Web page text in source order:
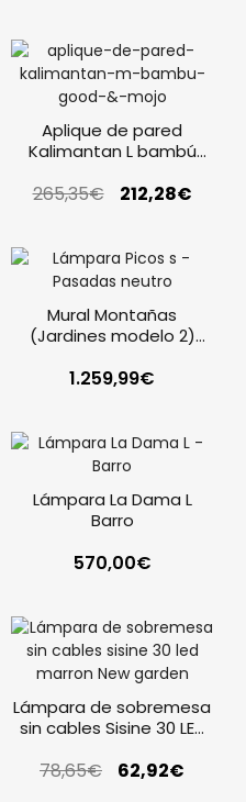
Aplique de pared
Kalimantan L bambú
Mojo
265,35€ 212,28€
Mural Montañas
(Jardines modelo 2)
1.259,99€
Lámpara La Dama L
Barro
570,00€
Lámpara de sobremesa
sin cables Sisine 30 LED
78,65€ 62,92€